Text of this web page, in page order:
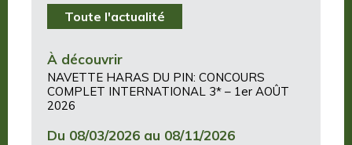
Toute l'actualité
À découvrir
NAVETTE HARAS DU PIN: CONCOURS
COMPLET INTERNATIONAL 3* – 1er AOÛT
2026
Du 08/03/2026 au 08/11/2026